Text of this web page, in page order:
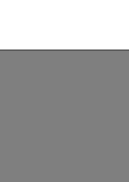
gestalten,
(z.B.
unserer Website aber
dass Daten hierfür